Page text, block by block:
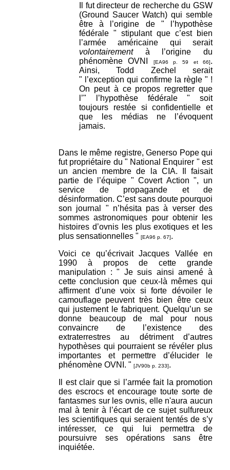
Il fut directeur de recherche du GSW
(Ground Saucer Watch) qui semble
être à l’origine de " l’hypothèse
fédérale " stipulant que c’est bien
l’armée américaine qui serait
volontairementà l’origine du
phénomène OVNI
[EA96 p. 59 et 66].
Ainsi, Todd Zechel serait
" l’exception qui confirme la règle " !
On peut à ce propos regretter que
l’" l’hypothèse fédérale " soit
toujours restée si confidentielle et
que les médias ne l’évoquent
jamais.
Dans le même registre, Generso Pope qui
fut propriétaire du " National Enquirer " est
un ancien membre de la CIA. Il faisait
partie de l’équipe " Covert Action ", un
service de propagande et de
désinformation. C’est sans doute pourquoi
son journal " n’hésita pas à verser des
sommes astronomiques pour obtenir les
histoires d’ovnis les plus exotiques et les
plus sensationnelles " [EA96 p. 67].
Voici ce qu’écrivait Jacques Vallée en
1990 à propos de cette grande
manipulation : " Je suis ainsi amené à
cette conclusion que ceux-là mêmes qui
affirment d’une voix si forte dévoiler le
camouflage peuvent très bien être ceux
qui justement le fabriquent. Quelqu’un se
donne beaucoup de mal pour nous
convaincre de l’existence des
extraterrestres au détriment d’autres
hypothèses qui pourraient se révéler plus
importantes et permettre d’élucider le
phénomène OVNI. " [JV90b p. 233].
Il est clair que si l’armée fait la promotion
des escrocs et encourage toute sorte de
fantasmes sur les ovnis, elle n'aura aucun
mal à tenir à l’écart de ce sujet sulfureux
les scientifiques qui seraient tentés de s’y
intéresser, ce qui lui permettra de
poursuivre ses opérations sans être
inquiétée.